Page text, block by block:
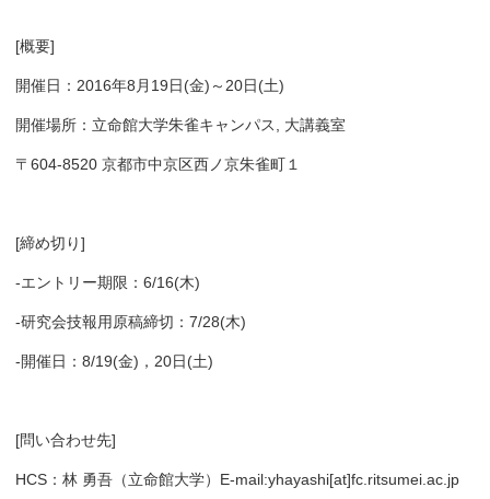
[概要]
開催日：2016年8月19日(金)～20日(土)
開催場所：立命館大学朱雀キャンパス, 大講義室
〒604-8520 京都市中京区西ノ京朱雀町１
[締め切り]
-エントリー期限：6/16(木)
-研究会技報用原稿締切：7/28(木)
-開催日：8/19(金)，20日(土)
[問い合わせ先]
HCS：林 勇吾（立命館大学）E-mail:yhayashi[at]fc.ritsumei.ac.jp